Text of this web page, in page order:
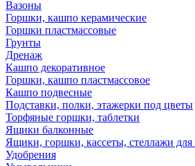
Вазоны
Горшки, кашпо керамические
Горшки пластмассовые
Грунты
Дренаж
Кашпо декоративное
Горшки, кашпо пластмассовое
Кашпо подвесные
Подставки, полки, этажерки под цветы
Торфяные горшки, таблетки
Ящики балконные
Ящики, горшки, кассеты, стеллажи для
Удобрения